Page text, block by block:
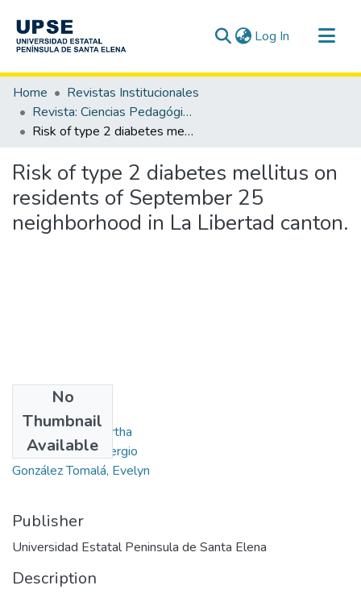
Log In (current)
Communities & Collections
All of DSpace
Statistics
Home
Revistas Institucionales
Revista: Ciencias Pedagógicas e Innovación - CPI / OAI-PMH
Risk of type 2 diabetes mellitus on residents of September 25 neighborhood in La Libertad canton.
Risk of type 2 diabetes mellitus on
residents of September 25
neighborhood in La Libertad canton.
No
Thumbnail
Available
Authors
Maggi Garcés, Bertha
France Jiménez, Sergio
González Tomalá, Evelyn
Publisher
Universidad Estatal Peninsula de Santa Elena
Description